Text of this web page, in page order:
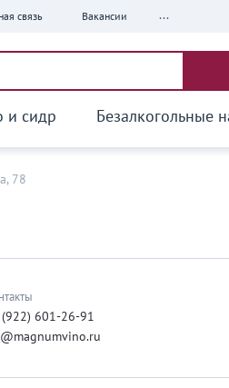
связь Вакансии ...
и сидр Безалкогольные
78
(922) 601-26-91